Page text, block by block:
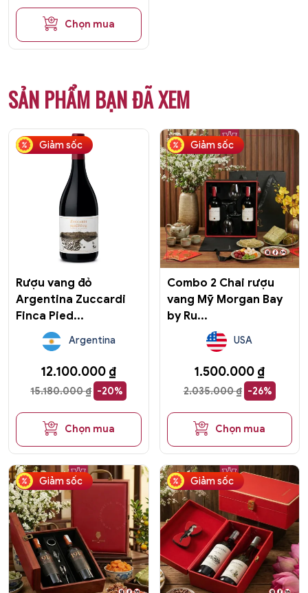
Chọn mua
SẢN PHẨM BẠN ĐÃ XEM
Giảm sốc
Rượu vang đỏ
Argentina Zuccardi
Finca Pied...
Argentina
15.180.000₫ -20%
12.100.000 ₫
Chọn mua
Giảm sốc
Combo 2 Chai rượu
vang Mỹ Morgan Bay
by Ru...
USA
2.035.000₫ -26%
1.500.000 ₫
Chọn mua
Giảm sốc Giảm sốc